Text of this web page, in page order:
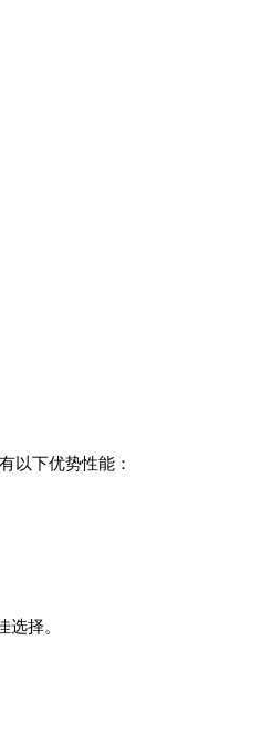
以下优势性能：
择。